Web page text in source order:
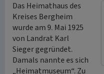
Das Heimathaus des
Kreises Bergheim
wurde am 9. Mai 1925
von Landrat Karl
Sieger gegründet.
Damals nannte es sich
„Heimatmuseum“. Zu